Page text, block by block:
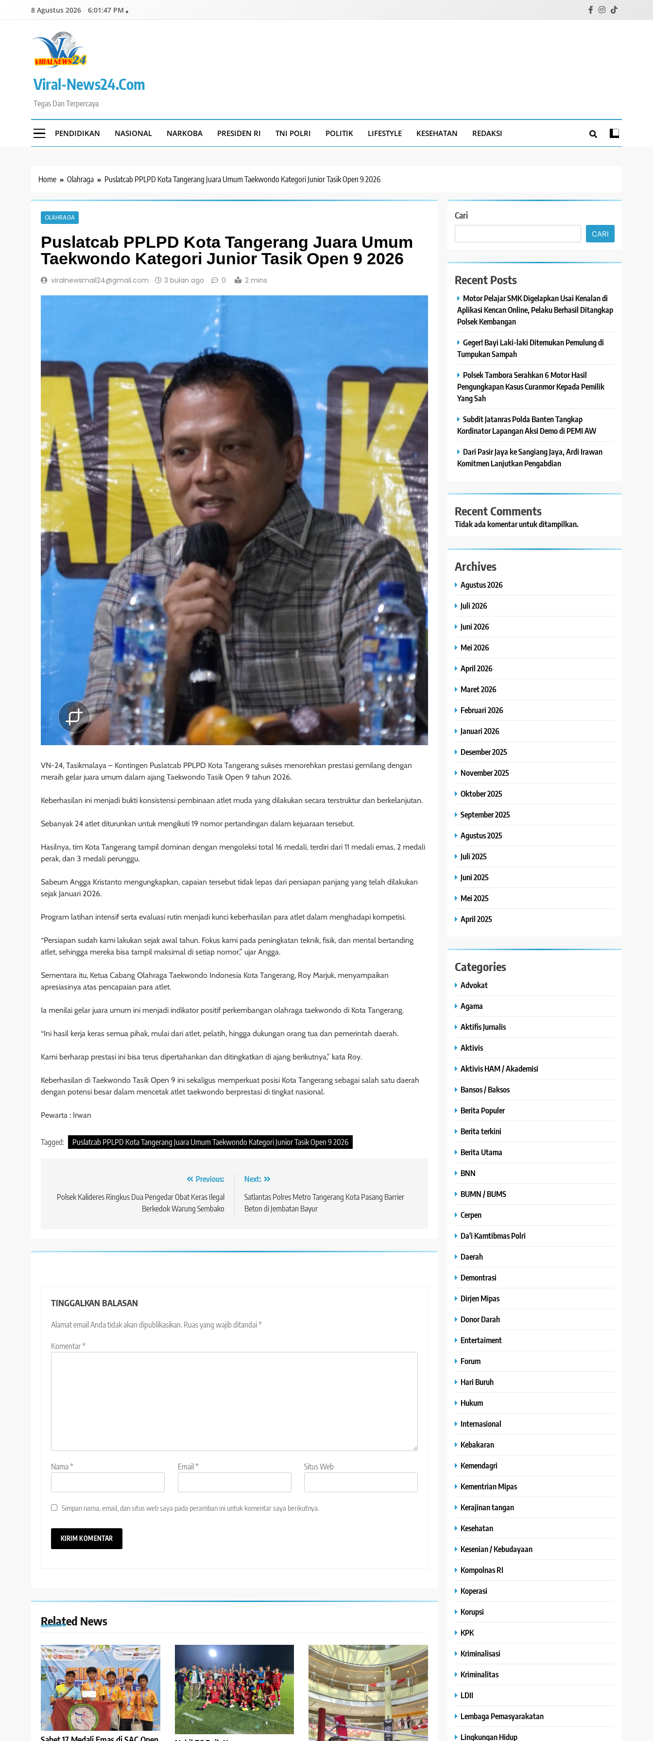
8 Agustus 2026 6:01:49 PM
Viral-News24.com
Tegas Dan Terpercaya
PENDIDIKAN NASIONAL NARKOBA PRESIDEN RI TNI POLRI POLITIK LIFESTYLE KESEHATAN REDAKSI
Home Olahraga Puslatcab PPLPD Kota Tangerang Juara Umum Taekwondo Kategori Junior Tasik Open 9 2026
OLAHRAGA
Puslatcab PPLPD Kota Tangerang Juara Umum
Taekwondo Kategori Junior Tasik Open 9 2026
viralnewsmail24@gmail.com 3 bulan ago 0 2 mins
VN-24, Tasikmalaya – Kontingen Puslatcab PPLPD Kota Tangerang sukses menorehkan prestasi gemilang dengan
meraih gelar juara umum dalam ajang Taekwondo Tasik Open 9 tahun 2026.
Keberhasilan ini menjadi bukti konsistensi pembinaan atlet muda yang dilakukan secara terstruktur dan berkelanjutan.
Sebanyak 24 atlet diturunkan untuk mengikuti 19 nomor pertandingan dalam kejuaraan tersebut.
Hasilnya, tim Kota Tangerang tampil dominan dengan mengoleksi total 16 medali, terdiri dari 11 medali emas, 2 medali
perak, dan 3 medali perunggu.
Sabeum Angga Kristanto mengungkapkan, capaian tersebut tidak lepas dari persiapan panjang yang telah dilakukan
sejak Januari 2026.
Program latihan intensif serta evaluasi rutin menjadi kunci keberhasilan para atlet dalam menghadapi kompetisi.
“Persiapan sudah kami lakukan sejak awal tahun. Fokus kami pada peningkatan teknik, fisik, dan mental bertanding
atlet, sehingga mereka bisa tampil maksimal di setiap nomor,” ujar Angga.
Sementara itu, Ketua Cabang Olahraga Taekwondo Indonesia Kota Tangerang, Roy Marjuk, menyampaikan
apresiasinya atas pencapaian para atlet.
Ia menilai gelar juara umum ini menjadi indikator positif perkembangan olahraga taekwondo di Kota Tangerang.
“Ini hasil kerja keras semua pihak, mulai dari atlet, pelatih, hingga dukungan orang tua dan pemerintah daerah.
Kami berharap prestasi ini bisa terus dipertahankan dan ditingkatkan di ajang berikutnya,” kata Roy.
Keberhasilan di Taekwondo Tasik Open 9 ini sekaligus memperkuat posisi Kota Tangerang sebagai salah satu daerah
dengan potensi besar dalam mencetak atlet taekwondo berprestasi di tingkat nasional.
Pewarta : Irwan
Tagged: Puslatcab PPLPD Kota Tangerang Juara Umum Taekwondo Kategori Junior Tasik Open 9 2026
pos
Previous:
Polsek Kalideres Ringkus Dua Pengedar Obat Keras Ilegal
Berkedok Warung Sembako
Next:
Satlantas Polres Metro Tangerang Kota Pasang Barrier
Beton di Jembatan Bayur
TINGGALKAN BALASAN
Alamat email Anda tidak akan dipublikasikan. Ruas yang wajib ditandai*
Komentar*
Nama* Email* Situs Web
Simpan nama, email, dan situs web saya pada peramban ini untuk komentar saya berikutnya.
Related News
Cari
CARI
Recent Posts
Motor Pelajar SMK Digelapkan Usai Kenalan di
Aplikasi Kencan Online, Pelaku Berhasil Ditangkap
Polsek Kembangan
Geger! Bayi Laki-laki Ditemukan Pemulung di
Tumpukan Sampah
Polsek Tambora Serahkan 6 Motor Hasil
Pengungkapan Kasus Curanmor Kepada Pemilik
Yang Sah
Subdit Jatanras Polda Banten Tangkap
Kordinator Lapangan Aksi Demo di PEMI AW
Dari Pasir Jaya ke Sangiang Jaya, Ardi Irawan
Komitmen Lanjutkan Pengabdian
Recent Comments
Tidak ada komentar untuk ditampilkan.
Archives
Agustus 2026
Juli 2026
Juni 2026
Mei 2026
April 2026
Maret 2026
Februari 2026
Januari 2026
Desember 2025
November 2025
Oktober 2025
September 2025
Agustus 2025
Juli 2025
Juni 2025
Mei 2025
April 2025
Categories
Advokat
Agama
Aktifis Jurnalis
Aktivis
Aktivis HAM / Akademisi
Bansos / Baksos
Berita Populer
Berita terkini
Berita Utama
BNN
BUMN / BUMS
Cerpen
Da'i Kamtibmas Polri
Daerah
Demontrasi
Dirjen Mipas
Donor Darah
Entertaiment
Forum
Hari Buruh
Hukum
Internasional
Kebakaran
Kemendagri
Kementrian Mipas
Kerajinan tangan
Kesehatan
Kesenian / Kebudayaan
Kompolnas RI
Koperasi
Korupsi
KPK
Kriminalisasi
Kriminalitas
LDII
Lembaga Pemasyarakatan
Lingkungan Hidup